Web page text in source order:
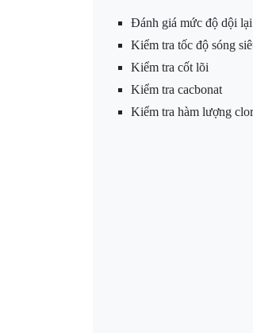
Đánh giá mức độ dội
Kiểm tra tốc độ sóng
Kiểm tra cốt lõi
Kiểm tra cacbonat
Kiểm tra hàm lượng